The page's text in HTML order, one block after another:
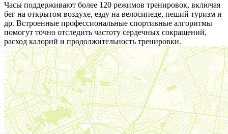
Часы поддерживают более 120 режимов тренировок, включая
бег на открытом воздухе, езду на велосипеде, пеший туризм и
др. Встроенные профессиональные спортивные алгоритмы
помогут точно отследить частоту сердечных сокращений,
расход калорий и продолжительность тренировки.